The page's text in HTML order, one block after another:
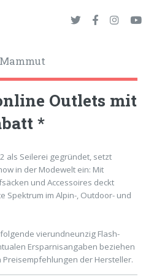
Outlets mit
*
als Seilerei gegründet, setzt
in der Modewelt ein: Mit
und Accessoires deckt
Spektrum im Alpin-, Outdoor- und
vierundneunzig Flash-
Ersparnisangaben beziehen
der Hersteller.